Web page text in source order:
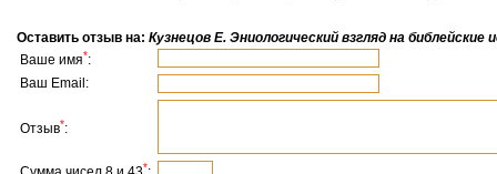
Оставить отзыв на: Кузнецов Е. Эниологический взгляд на
Ваше имя*:
Ваш Email:
Отзыв*:
*